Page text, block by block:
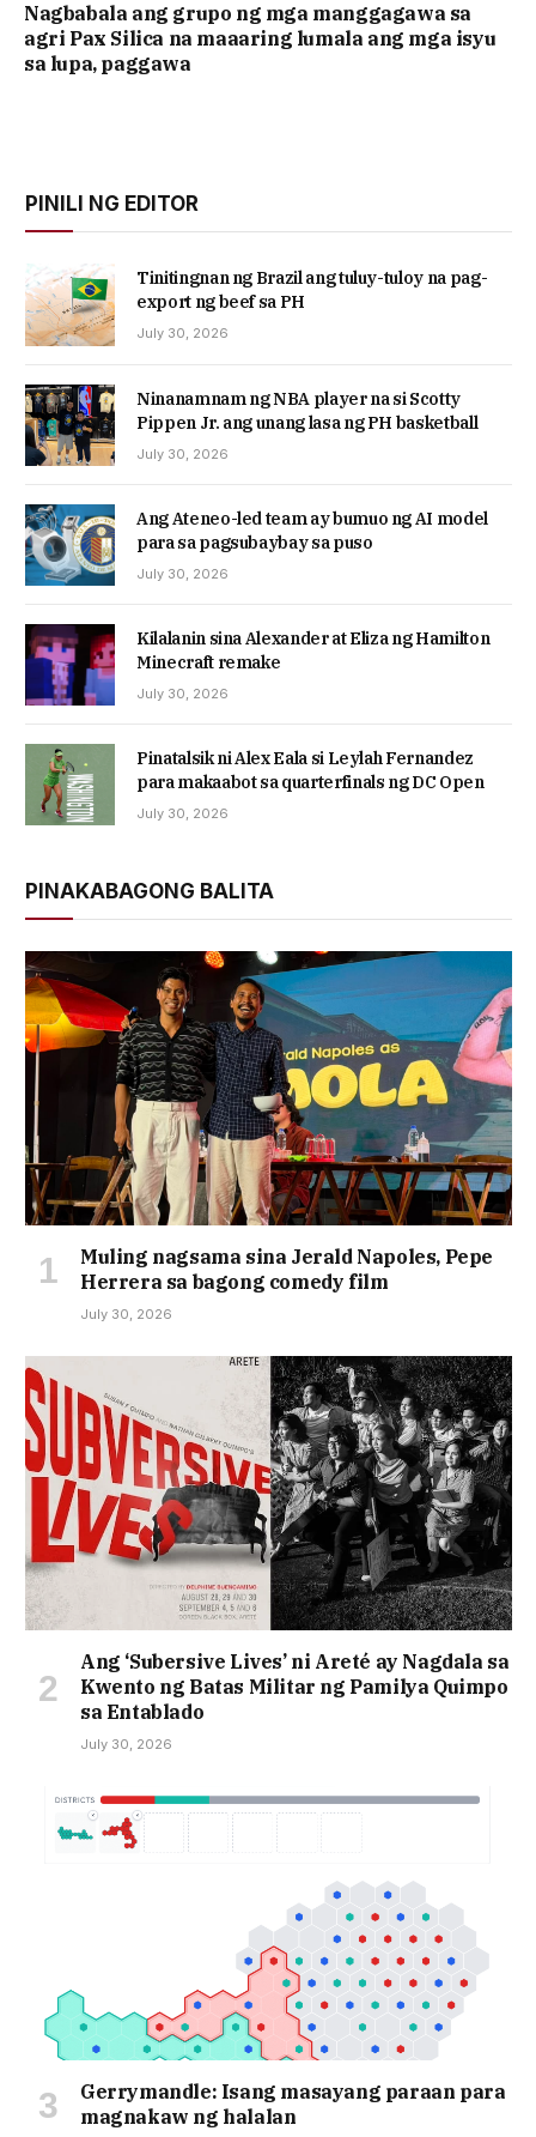
Nagbabala ang grupo ng mga manggagawa sa
agri Pax Silica na maaaring lumala ang mga isyu
sa lupa, paggawa
PINILI NG EDITOR
Tinitingnan ng Brazil ang tuluy-tuloy na pag-
export ng beef sa PH
July 30, 2026
Ninanamnam ng NBA player na si Scotty
Pippen Jr. ang unang lasa ng PH basketball
July 30, 2026
Ang Ateneo-led team ay bumuo ng AI model
para sa pagsubaybay sa puso
July 30, 2026
Kilalanin sina Alexander at Eliza ng Hamilton
Minecraft remake
July 30, 2026
Pinatalsik ni Alex Eala si Leylah Fernandez
para makaabot sa quarterfinals ng DC Open
July 30, 2026
PINAKABAGONG BALITA
Muling nagsama sina Jerald Napoles, Pepe
Herrera sa bagong comedy film
July 30, 2026
Ang ‘Subersive Lives’ ni Areté ay Nagdala sa
Kwento ng Batas Militar ng Pamilya Quimpo
sa Entablado
July 30, 2026
Gerrymandle: Isang masayang paraan para
magnakaw ng halalan